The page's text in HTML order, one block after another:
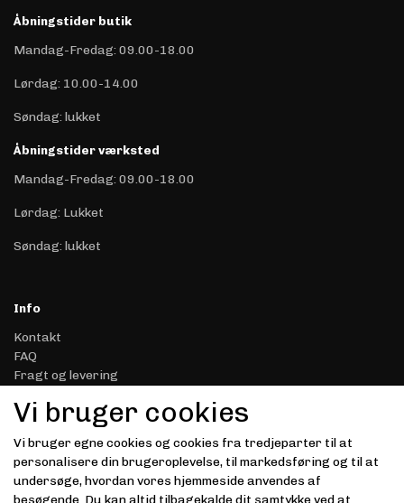
Åbningstider butik
Mandag-Fredag: 09.00-18.00
Lørdag: 10.00-14.00
Søndag: lukket
Åbningstider værksted
Mandag-Fredag: 09.00-18.00
Lørdag: Lukket
Søndag: lukket
Info
Kontakt
FAQ
Fragt og levering
Handelsbetingelser
Datasikkerhed & Privatliv
Gavekort
Om Driver.dk
Kunde login
Vi bruger cookies
Vi bruger egne cookies og cookies fra tredjeparter til at
personalisere din brugeroplevelse, til markedsføring og til at
undersøge, hvordan vores hjemmeside anvendes af
besøgende. Du kan altid tilbagekalde dit samtykke ved at